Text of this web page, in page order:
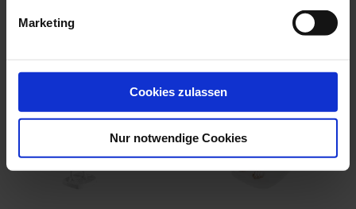
Marketing
Cookies zulassen
Nur notwendige Cookies
we think you’ll like these